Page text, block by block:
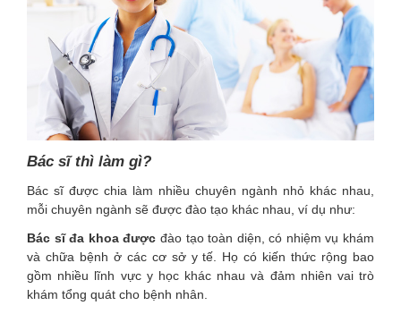
Bác sĩ thì làm gì?
Bác sĩ được chia làm nhiều chuyên ngành nhỏ khác nhau,
mỗi chuyên ngành sẽ được đào tạo khác nhau, ví dụ như:
Bác sĩ đa khoa được đào tạo toàn diện, có nhiệm vụ khám
và chữa bệnh ở các cơ sở y tế. Họ có kiến thức rộng bao
gồm nhiều lĩnh vực y học khác nhau và đảm nhiên vai trò
khám tổng quát cho bệnh nhân.